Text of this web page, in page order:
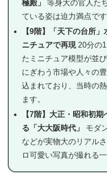
極殿」
等身大の官人た
ている姿は迫力満点です
【9階】「天下の台所
ニチュアで再現20分の1
たミニチュア模型が並び
にぎわう市場や人々の
込まれており、当時の
ます。
【7階】大正・昭和初
る「大大阪時代」
モダ
などが実物大のリアル
ロ可愛い写真が撮れる